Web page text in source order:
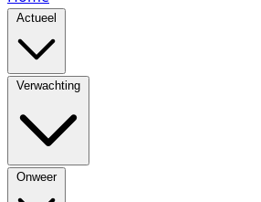
Actueel
Verwachting
Onweer